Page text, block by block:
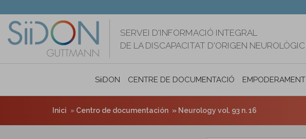
contingut
SERVEI D'INFORMACIÓ INTEGRAL
DE LA DISCAPACITAT D'ORIGEN NEUROLÒGIC
SiiDON CENTRE DE DOCUMENTACIÓ EMPODERAMENT
Inici Centro de documentación Neurology vol. 93 n. 16